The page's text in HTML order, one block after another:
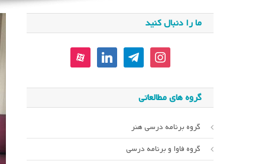
ما را دنبال کنید
instagram
telegram
linkedin
aparat
گروه های مطالعاتی
گروه برنامه درسی هنر
گروه فاوا و برنامه درسی